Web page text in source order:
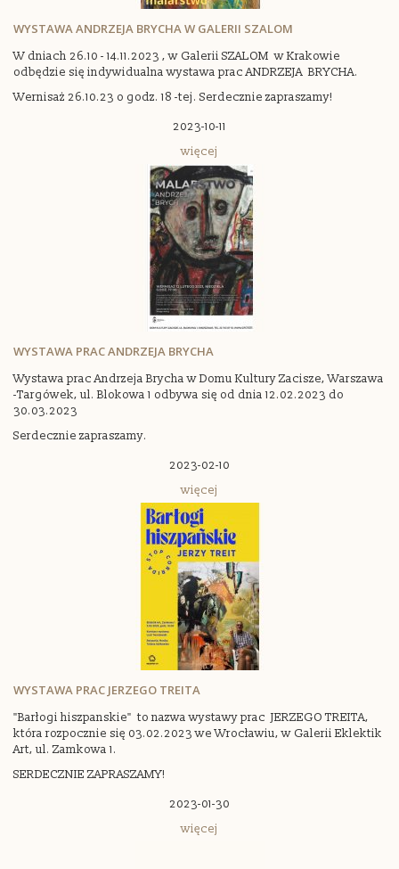
WYSTAWA ANDRZEJA BRYCHA W GALERII SZALOM
W dniach 26.10 - 14.11.2023 , w Galerii SZALOM w Krakowie
odbędzie się indywidualna wystawa prac ANDRZEJA BRYCHA.
Wernisaż 26.10.23 o godz. 18 -tej. Serdecznie zapraszamy!
2023-10-11
więcej
WYSTAWA PRAC ANDRZEJA BRYCHA
Wystawa prac Andrzeja Brycha w Domu Kultury Zacisze, Warszawa
-Targówek, ul. Blokowa 1 odbywa się od dnia 12.02.2023 do
30.03.2023
Serdecznie zapraszamy.
2023-02-10
więcej
WYSTAWA PRAC JERZEGO TREITA
"Barłogi hiszpanskie" to nazwa wystawy prac JERZEGO TREITA,
która rozpocznie się 03.02.2023 we Wrocławiu, w Galerii Eklektik
Art, ul. Zamkowa 1.
SERDECZNIE ZAPRASZAMY!
2023-01-30
więcej